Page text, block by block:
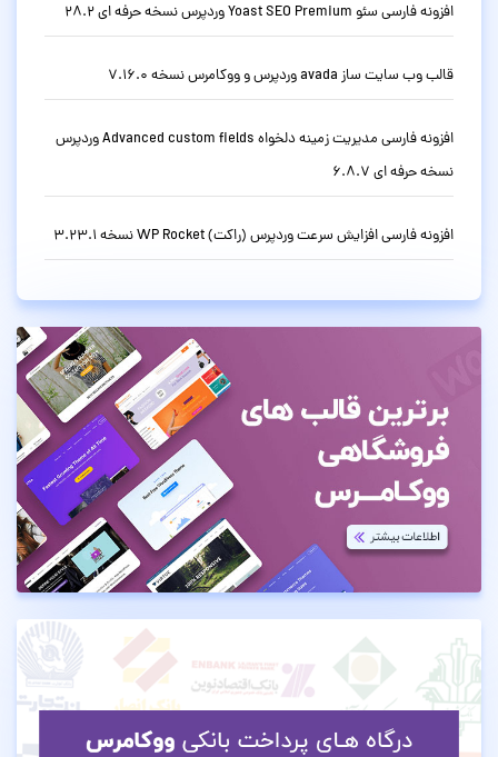
افزونه فارسی سئو Yoast SEO Premium وردپرس نسخه حرفه ای 28.2
قالب وب سایت ساز avada وردپرس و ووکامرس نسخه 7.16.0
افزونه فارسی مدیریت زمینه دلخواه Advanced custom fields وردپرس
نسخه حرفه ای 6.8.7
افزونه فارسی افزایش سرعت وردپرس (راکت) WP Rocket نسخه 3.23.1